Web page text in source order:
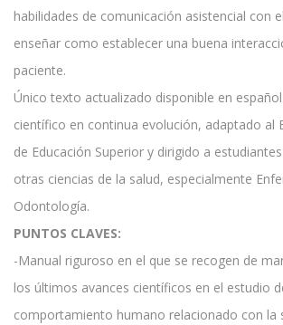
habilidades de comunicación asistencial con
enseñar como establecer una buena
paciente.
Único texto actualizado disponible en
científico en continua evolución, adaptado al
de Educación Superior y dirigido a
otras ciencias de la salud, especialmente
Odontología.
PUNTOS CLAVES:
-Manual riguroso en el que se recogen de
los últimos avances científicos en el estudio
comportamiento humano relacio­nado con la